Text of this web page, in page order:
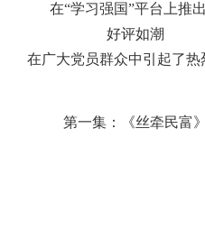
在“学习强国”平台上推
好评如潮
在广大党员群众中引起了热
第一集：《丝牵民富